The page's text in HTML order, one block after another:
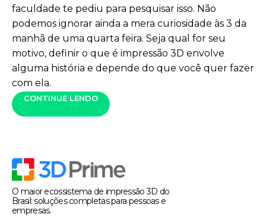
faculdade te pediu para pesquisar isso. Não
podemos ignorar ainda a mera curiosidade às 3 da
manhã de uma quarta feira. Seja qual for seu
motivo, definir o que é impressão 3D envolve
alguma história e depende do que você quer fazer
com ela.
CONTINUE LENDO
O maior ecossistema de impressão 3D do
Brasil: soluções completas para pessoas e
empresas.